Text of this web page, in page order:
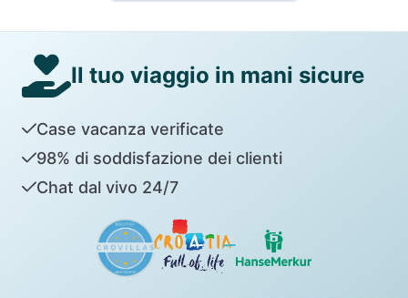
Il tuo viaggio in mani sicure
Case vacanza verificate
98% di soddisfazione dei clienti
Chat dal vivo 24/7